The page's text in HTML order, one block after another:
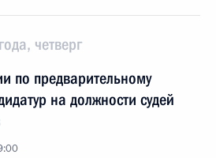
четверг
по предварительному
на должности судей